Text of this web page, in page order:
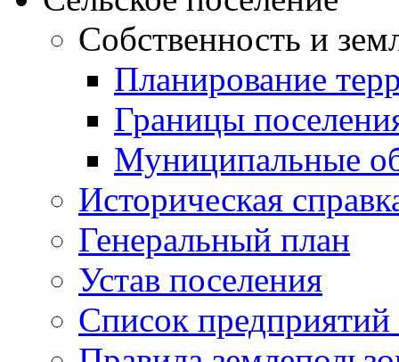
Собственность и
Планирование
Границы
Муниципальные
Историческая
Генеральный план
Устав поселения
Список предприятий